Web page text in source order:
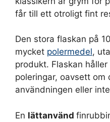
får till ett otroligt fint
Den stora flaskan på
mycket polermedel,
produkt. Flaskan
poleringar, oavsett om
användningen eller
En lättanvänd